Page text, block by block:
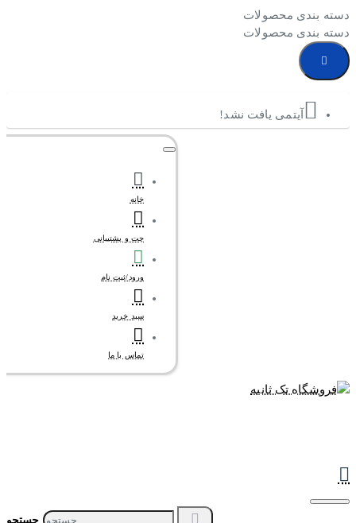
دسته بندی محصولات
دسته بندی محصولات
آیتمی یافت نشد!
خانه
چت و پشتیبانی
ورود/ثبت نام
سبد خرید
تماس با ما